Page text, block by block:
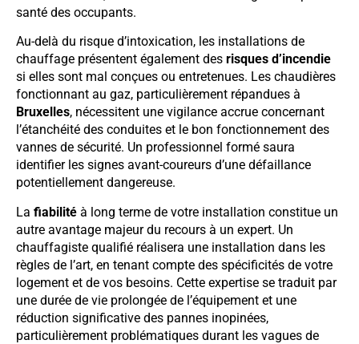
santé des occupants.
Au-delà du risque d’intoxication, les installations de
chauffage présentent également des risques d’incendie
si elles sont mal conçues ou entretenues. Les chaudières
fonctionnant au gaz, particulièrement répandues à
Bruxelles, nécessitent une vigilance accrue concernant
l’étanchéité des conduites et le bon fonctionnement des
vannes de sécurité. Un professionnel formé saura
identifier les signes avant-coureurs d’une défaillance
potentiellement dangereuse.
La fiabilité à long terme de votre installation constitue un
autre avantage majeur du recours à un expert. Un
chauffagiste qualifié réalisera une installation dans les
règles de l’art, en tenant compte des spécificités de votre
logement et de vos besoins. Cette expertise se traduit par
une durée de vie prolongée de l’équipement et une
réduction significative des pannes inopinées,
particulièrement problématiques durant les vagues de